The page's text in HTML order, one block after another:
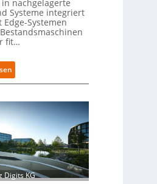
nachgelagerte
Systeme integriert
Systemen
fit…
:
R
t
r
o
f
i
t
-
D
Digits KG